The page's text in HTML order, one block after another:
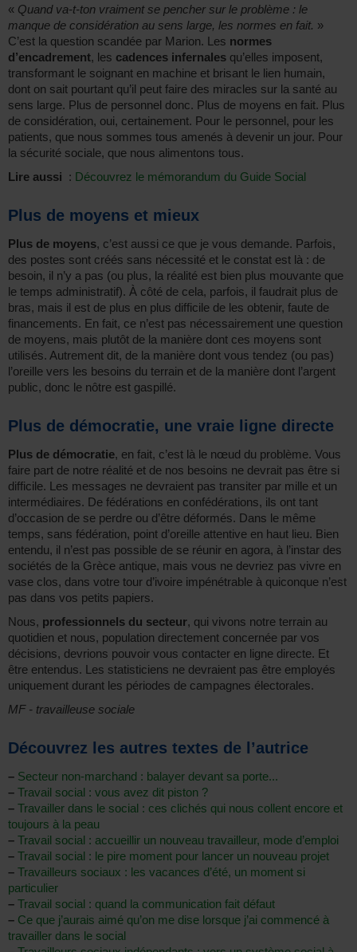
« Quand va-t-ton vraiment se pencher sur le problème : le
manque de considération au sens large, les normes en fait. »
C’est la question scandée par Marion. Les normes
d’encadrement, les cadences infernales qu’elles imposent,
transformant le soignant en machine et brisant le lien humain,
dont on sait pourtant qu’il peut faire des miracles sur la santé au
sens large. Plus de personnel donc. Plus de moyens en fait. Plus
de considération, oui, certainement. Pour le personnel, pour les
patients, que nous sommes tous amenés à devenir un jour. Pour
la sécurité sociale, que nous alimentons tous.
Lire aussi : Découvrez le mémorandum du Guide Social
Plus de moyens et mieux
Plus de moyens, c’est aussi ce que je vous demande. Parfois,
des postes sont créés sans nécessité et le constat est là : de
besoin, il n’y a pas (ou plus, la réalité est bien plus mouvante que
le temps administratif). À côté de cela, parfois, il faudrait plus de
bras, mais il est de plus en plus difficile de les obtenir, faute de
financements. En fait, ce n’est pas nécessairement une question
de moyens, mais plutôt de la manière dont ces moyens sont
utilisés. Autrement dit, de la manière dont vous tendez (ou pas)
l’oreille vers les besoins du terrain et de la manière dont l’argent
public, donc le nôtre est gaspillé.
Plus de démocratie, une vraie ligne directe
Plus de démocratie, en fait, c’est là le nœud du problème. Vous
faire part de notre réalité et de nos besoins ne devrait pas être si
difficile. Les messages ne devraient pas transiter par mille et un
intermédiaires. De fédérations en confédérations, ils ont tant
d’occasion de se perdre ou d’être déformés. Dans le même
temps, sans fédération, point d’oreille attentive en haut lieu. Bien
entendu, il n’est pas possible de se réunir en agora, à l’instar des
sociétés de la Grèce antique, mais vous ne devriez pas vivre en
vase clos, dans votre tour d’ivoire impénétrable à quiconque n’est
pas dans vos petits papiers.
Nous, professionnels du secteur, qui vivons notre terrain au
quotidien et nous, population directement concernée par vos
décisions, devrions pouvoir vous contacter en ligne directe. Et
être entendus. Les statisticiens ne devraient pas être employés
uniquement durant les périodes de campagnes électorales.
MF - travailleuse sociale
Découvrez les autres textes de l’autrice
– Secteur non-marchand : balayer devant sa porte...
– Travail social : vous avez dit piston ?
– Travailler dans le social : ces clichés qui nous collent encore et
toujours à la peau
– Travail social : accueillir un nouveau travailleur, mode d’emploi
– Travail social : le pire moment pour lancer un nouveau projet
– Travailleurs sociaux : les vacances d’été, un moment si
particulier
– Travail social : quand la communication fait défaut
– Ce que j’aurais aimé qu’on me dise lorsque j’ai commencé à
travailler dans le social